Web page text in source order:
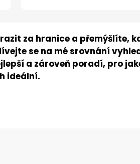
za hranice a přemýšlíte,
se na mé srovnání
a zároveň poradí, pro
ideální.